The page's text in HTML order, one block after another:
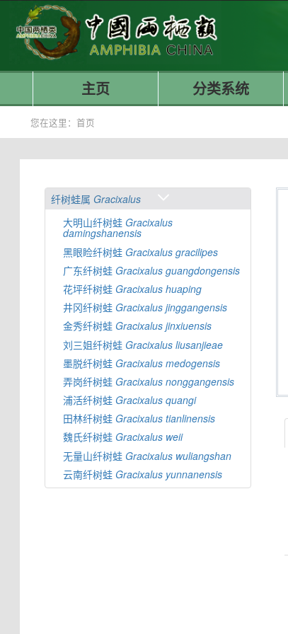
主页 分类系统
您在这里：首页
纤树蛙属 Gracixalus
大明山纤树蛙Gracixalus
damingshanensis
黑眼睑纤树蛙Gracixalus gracilipes
广东纤树蛙Gracixalus guangdongensis
花坪纤树蛙Gracixalus huaping
井冈纤树蛙Gracixalus jinggangensis
金秀纤树蛙Gracixalus jinxiuensis
刘三姐纤树蛙Gracixalus liusanjieae
墨脱纤树蛙Gracixalus medogensis
弄岗纤树蛙Gracixalus nonggangensis
浦活纤树蛙Gracixalus quangi
田林纤树蛙Gracixalus tianlinensis
魏氏纤树蛙Gracixalus weii
无量山纤树蛙Gracixalus wuliangshan
云南纤树蛙Gracixalus yunnanensis